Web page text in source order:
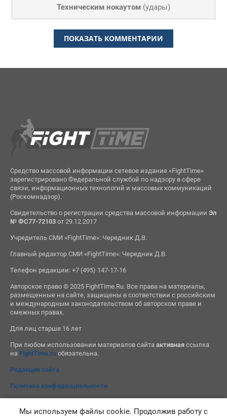
Техническим нокаутом(удары)
ПОКАЗАТЬ КОММЕНТАРИИ
Средство массовой информации сетевое издание «FightTime»
зарегистрировано Федеральной службой по надзору в сфере
связи, информационных технологий и массовых коммуникаций
(Роскомнадзор).
Свидетельство о регистрации средства массовой информации Эл
№ ФС77-72103от 29.12.2017
Учредитель СМИ «FightTime»: Чередник Д.В.
Главный редактор СМИ «FightTime»: Чередник Д.В.
Телефон редакции: +7 (495) 147-17-16
Авторское право © 2025 FightTime.Ru. Все права на материалы,
размещенные на сайте, защищены в соответствии с российским
и международным законодательством об авторском праве и
смежных правах.
Для лиц старше 16 лет
При любом использовании материалов сайта активнаяссылка
на FightTime.ruобязательна.
Редакция сайта
Политика конфиденциальности
Мы используем файлы cookie. Продолжив работу с